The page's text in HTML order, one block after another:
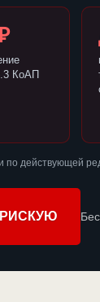
КоАП
по действующей